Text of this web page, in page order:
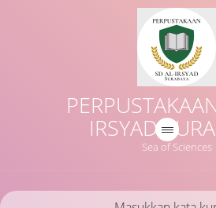
IRSYAD
Sea of Sciences